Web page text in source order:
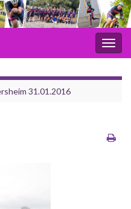
31.01.2016